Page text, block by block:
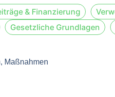
& Finanzierung
Gesetzliche Grundlagen
Maßnahmen